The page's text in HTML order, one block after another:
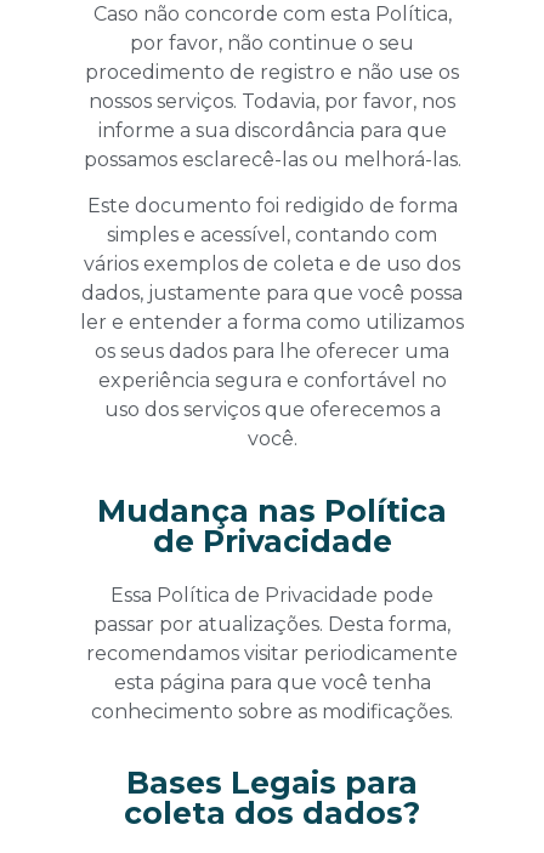
Caso não concorde com esta Política,
por favor, não continue o seu
procedimento de registro e não use os
nossos serviços. Todavia, por favor, nos
informe a sua discordância para que
possamos esclarecê-las ou melhorá-las.
Este documento foi redigido de forma
simples e acessível, contando com
vários exemplos de coleta e de uso dos
dados, justamente para que você possa
ler e entender a forma como utilizamos
os seus dados para lhe oferecer uma
experiência segura e confortável no
uso dos serviços que oferecemos a
você.
Mudança nas Política
de Privacidade
Essa Política de Privacidade pode
passar por atualizações. Desta forma,
recomendamos visitar periodicamente
esta página para que você tenha
conhecimento sobre as modificações.
Bases Legais para
coleta dos dados?